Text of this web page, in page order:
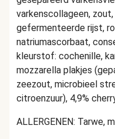
varkenscollageen,
gefermenteerde rijst,
natriumascorbaat,
kleurstof: cochenille,
mozzarella plakjes
zeezout, microbieel
citroenzuur), 4,9%
ALLERGENEN: Tarwe,